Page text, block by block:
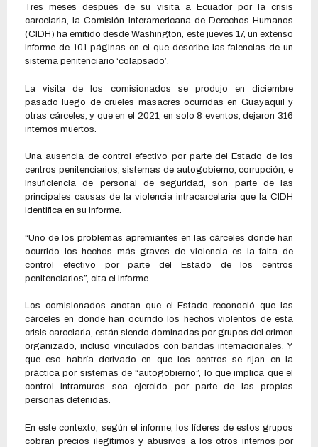
Tres meses después de su visita a Ecuador por la crisis
carcelaria, la Comisión Interamericana de Derechos Humanos
(CIDH) ha emitido desde Washington, este jueves 17, un extenso
informe de 101 páginas en el que describe las falencias de un
sistema penitenciario ‘colapsado’.
La visita de los comisionados se produjo en diciembre
pasado luego de crueles masacres ocurridas en Guayaquil y
otras cárceles, y que en el 2021, en solo 8 eventos, dejaron 316
internos muertos.
Una ausencia de control efectivo por parte del Estado de los
centros penitenciarios, sistemas de autogobierno, corrupción, e
insuficiencia de personal de seguridad, son parte de las
principales causas de la violencia intracarcelaria que la CIDH
identifica en su informe.
“Uno de los problemas apremiantes en las cárceles donde han
ocurrido los hechos más graves de violencia es la falta de
control efectivo por parte del Estado de los centros
penitenciarios”, cita el informe.
Los comisionados anotan que el Estado reconoció que las
cárceles en donde han ocurrido los hechos violentos de esta
crisis carcelaria, están siendo dominadas por grupos del crimen
organizado, incluso vinculados con bandas internacionales. Y
que eso habría derivado en que los centros se rijan en la
práctica por sistemas de “autogobierno”, lo que implica que el
control intramuros sea ejercido por parte de las propias
personas detenidas.
En este contexto, según el informe, los líderes de estos grupos
cobran precios ilegítimos y abusivos a los otros internos por